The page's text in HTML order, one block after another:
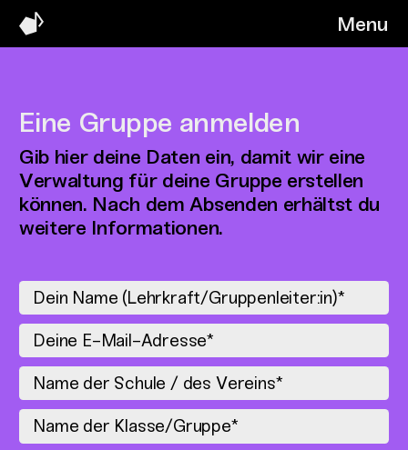
Menu
Eine Gruppe anmelden
Gib hier deine Daten ein, damit wir eine
Verwaltung für deine Gruppe erstellen
können. Nach dem Absenden erhältst du
weitere Informationen.